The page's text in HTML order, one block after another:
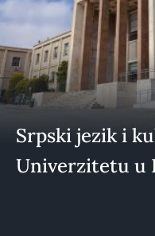
Srpski jezik i
Univerzitetu u